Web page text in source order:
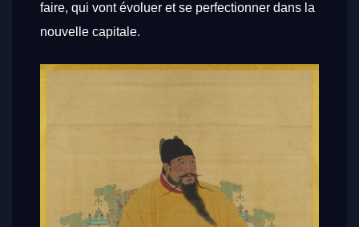
faire, qui vont évoluer et se perfectionner dans la
nouvelle capitale.